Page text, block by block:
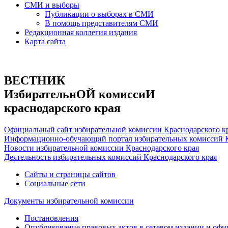
СМИ и выборы
Публикации о выборах в СМИ
В помощь представителям СМИ
Редакционная коллегия издания
Карта сайта
ВЕСТНИК
ИзбирательнОЙ комиссиИ
краснодарского края
Официальный сайт избирательной комиссии Краснодарского
Информационно-обучающий портал избирательных комиссий
Новости избирательной комиссии Краснодарского края
Деятельность избирательных комиссий Краснодарского края
Сайты и страницы сайтов
Социальные сети
Документы избирательной комиссии
Постановления